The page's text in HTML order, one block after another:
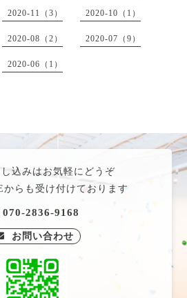
2020-11（3） 2020-10（1）
2020-08（2） 2020-07（9）
2020-06（1）
込みはお気軽にどうぞ
らも受け付けております
070-2836-9168
お問い合わせ